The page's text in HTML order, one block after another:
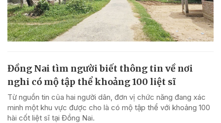
Đồng Nai tìm người biết thông tin về nơi
nghi có mộ tập thể khoảng 100 liệt sĩ
Từ nguồn tin của hai người dân, đơn vị chức năng đang xác
minh một khu vực được cho là có mộ tập thể với khoảng 100
hài cốt liệt sĩ tại Đồng Nai.